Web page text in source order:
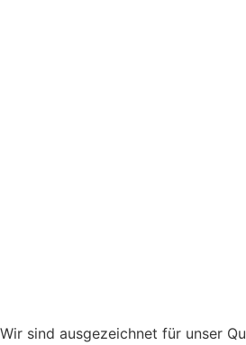
Wir sind ausgezeichnet für unser